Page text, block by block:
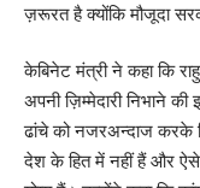
ज़रूरत है क्योंकि मौजूदा
केबिनेट मंत्री ने कहा कि
अपनी ज़िम्मेदारी निभाने की
ढांचे को नजरअन्दाज करके
देश के हित में नहीं हैं और ऐसे